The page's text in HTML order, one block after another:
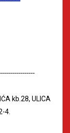
kb.28, ULICA
4.